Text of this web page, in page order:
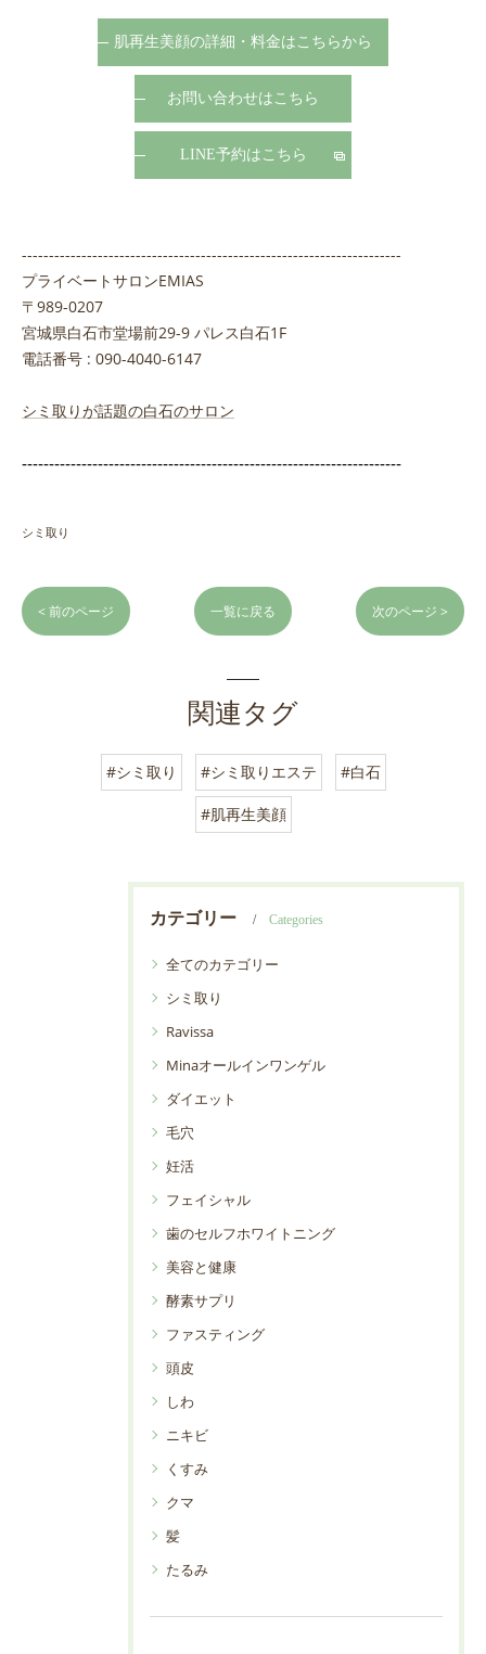
肌再生美顔の詳細・料金はこちらから
お問い合わせはこちら
LINE予約はこちら
----------------------------------------------------------------------
プライベートサロンEMIAS
〒989-0207
宮城県白石市堂場前29-9 パレス白石1F
電話番号 : 090-4040-6147
シミ取りが話題の白石のサロン
----------------------------------------------------------------------
シミ取り
< 前のページ 一覧に戻る 次のページ >
関連タグ
#シミ取り #シミ取りエステ #白石
#肌再生美顔
カテゴリー Categories
全てのカテゴリー
シミ取り
Ravissa
Minaオールインワンゲル
ダイエット
毛穴
妊活
フェイシャル
歯のセルフホワイトニング
美容と健康
酵素サプリ
ファスティング
頭皮
しわ
ニキビ
くすみ
クマ
髪
たるみ